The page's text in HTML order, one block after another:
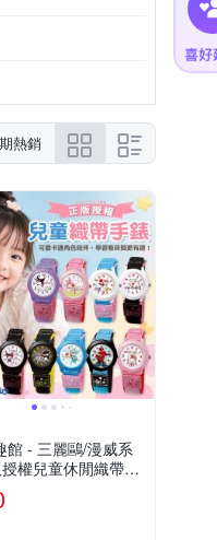
熱銷
館 - 三麗鷗/漫威系
權兒童休閒織帶錶
選